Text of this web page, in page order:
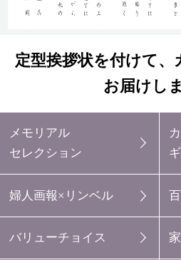
定型挨拶状を付けて
お届けし
メモリアル
セレクション
婦人画報×リンベル
バリューチョイス